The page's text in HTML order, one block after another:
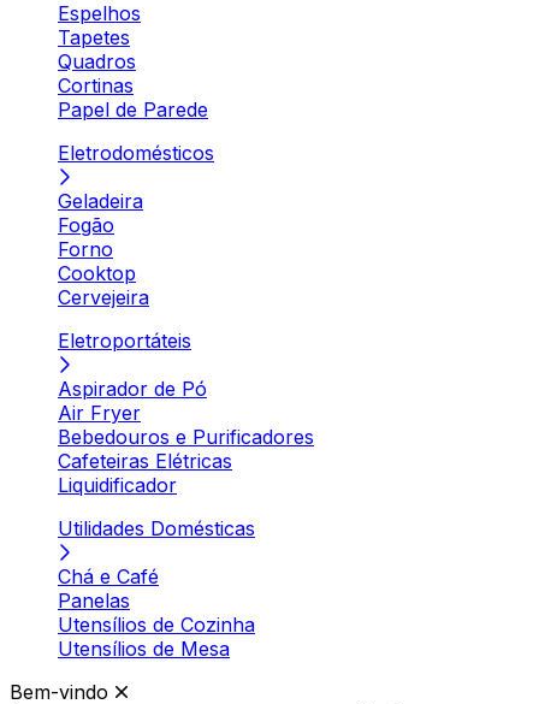
Espelhos
Tapetes
Quadros
Cortinas
Papel de Parede
Eletrodomésticos
Geladeira
Fogão
Forno
Cooktop
Cervejeira
Eletroportáteis
Aspirador de Pó
Air Fryer
Bebedouros e Purificadores
Cafeteiras Elétricas
Liquidificador
Utilidades Domésticas
Chá e Café
Panelas
Utensílios de Cozinha
Utensílios de Mesa
Bem-vindo